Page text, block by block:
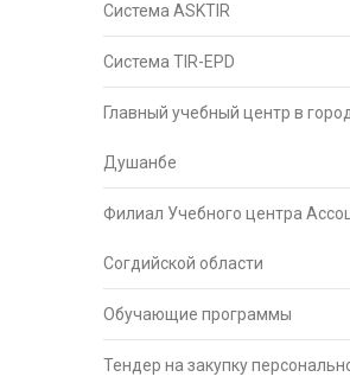
Система ASKTIR
Система TIR-EPD
Главный учебный центр в
Душанбе
Филиал Учебного центра
Согдийской области
Обучающие программы
Тендер на закупку